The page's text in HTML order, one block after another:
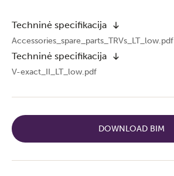
Techninė specifikacija
Accessories_spare_parts_TRVs_LT_low.pdf
Techninė specifikacija
V-exact_II_LT_low.pdf
DOWNLOAD BIM